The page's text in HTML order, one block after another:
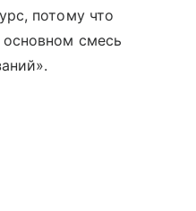
потому что
смесь